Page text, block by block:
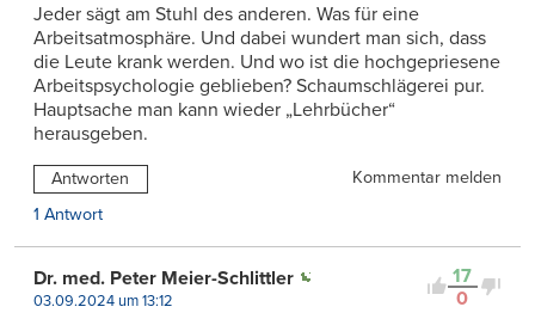
Jeder sägt am Stuhl des anderen. Was für eine
Arbeitsatmosphäre. Und dabei wundert man sich, dass
die Leute krank werden. Und wo ist die hochgepriesene
Arbeitspsychologie geblieben? Schaumschlägerei pur.
Hauptsache man kann wieder „Lehrbücher“
herausgeben.
Antworten
Kommentar melden
1 Antwort
17
0
Dr. med. Peter Meier-Schlittler
03.09.2024 um 13:12